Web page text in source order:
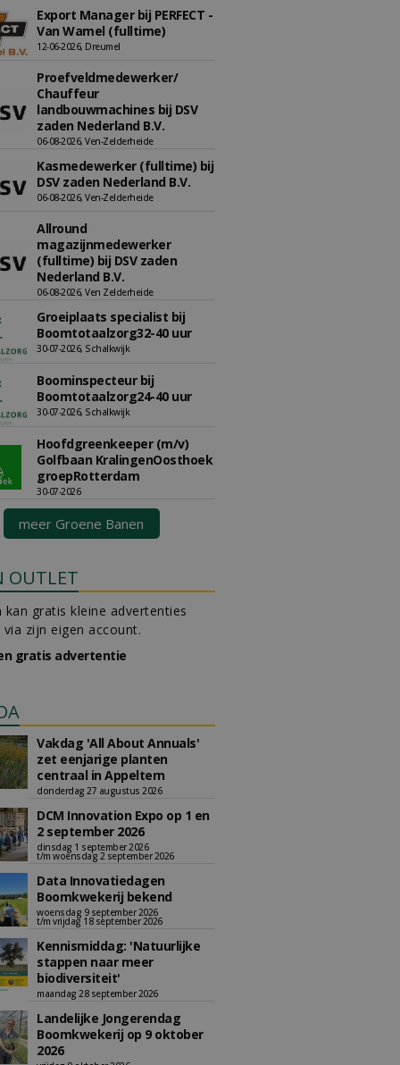
Export Manager bij PERFECT -
Van Wamel (fulltime)
12-06-2026, Dreumel
Proefveldmedewerker/
Chauffeur
landbouwmachines bij DSV
zaden Nederland B.V.
06-08-2026, Ven-Zelderheide
Kasmedewerker (fulltime) bij
DSV zaden Nederland B.V.
06-08-2026, Ven-Zelderheide
Allround
magazijnmedewerker
(fulltime) bij DSV zaden
Nederland B.V.
06-08-2026, Ven Zelderheide
Groeiplaats specialist bij
Boomtotaalzorg32-40 uur
30-07-2026, Schalkwijk
Boominspecteur bij
Boomtotaalzorg24-40 uur
30-07-2026, Schalkwijk
Hoofdgreenkeeper (m/v)
Golfbaan KralingenOosthoek
groepRotterdam
30-07-2026
meer Groene Banen
OUTLET
kan gratis kleine advertenties
via zijn eigen account.
gratis advertentie
Vakdag 'All About Annuals'
zet eenjarige planten
centraal in Appeltern
donderdag 27 augustus 2026
DCM Innovation Expo op 1 en
2 september 2026
dinsdag 1 september 2026
t/m woensdag 2 september 2026
Data Innovatiedagen
Boomkwekerij bekend
woensdag 9 september 2026
t/m vrijdag 18 september 2026
Kennismiddag: 'Natuurlijke
stappen naar meer
biodiversiteit'
maandag 28 september 2026
Landelijke Jongerendag
Boomkwekerij op 9 oktober
2026